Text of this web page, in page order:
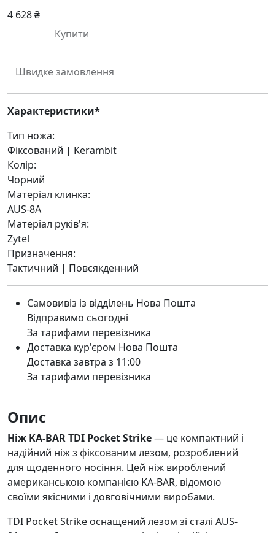
4 628 ₴
Купити
Швидке замовлення
Характеристики*
Тип ножа:
Фіксований | Kerambit
Колір:
Чорний
Матеріал клинка:
AUS-8A
Матеріал руків'я:
Zytel
Призначення:
Тактичний | Повсякденний
Самовивіз із відділень Нова Пошта
Відправимо сьогодні
За тарифами перевізника
Доставка кур'єром Нова Пошта
Доставка завтра з 11:00
За тарифами перевізника
Опис
Ніж KA-BAR TDI Pocket Strike— це компактний і
надійний ніж з фіксованим лезом, розроблений
для щоденного носіння. Цей ніж вироблений
американською компанією KA-BAR, відомою
своїми якісними і довговічними виробами.
TDI Pocket Strike оснащений лезом зі сталі AUS-